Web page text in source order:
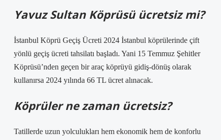
Yavuz Sultan Köprüsü ücretsiz mi?
İstanbul Köprü Geçiş Ücreti 2024 İstanbul köprülerinde çift
yönlü geçiş ücreti tahsilatı başladı. Yani 15 Temmuz Şehitler
Köprüsü’nden geçen bir araç köprüyü gidiş-dönüş olarak
kullanırsa 2024 yılında 66 TL ücret alınacak.
Köprüler ne zaman ücretsiz?
Tatillerde uzun yolculukları hem ekonomik hem de konforlu